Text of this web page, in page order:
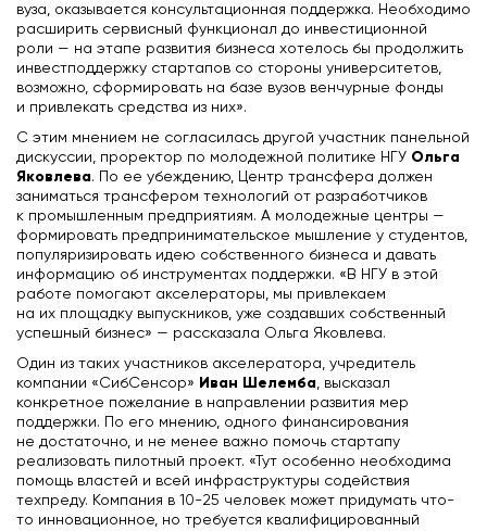
вуза, оказывается консультационная поддержка. Необходимо
расширить сервисный функционал до инвестиционной
роли — на этапе развития бизнеса хотелось бы продолжить
инвестподдержку стартапов со стороны университетов,
возможно, сформировать на базе вузов венчурные фонды
и привлекать средства из них».
С этим мнением не согласилась другой участник панельной
дискуссии, проректор по молодежной политике НГУ Ольга
Яковлева. По ее убеждению, Центр трансфера должен
заниматься трансфером технологий от разработчиков
к промышленным предприятиям. А молодежные центры —
формировать предпринимательское мышление у студентов,
популяризировать идею собственного бизнеса и давать
информацию об инструментах поддержки. «В НГУ в этой
работе помогают акселераторы, мы привлекаем
на их площадку выпускников, уже создавших собственный
успешный бизнес» — рассказала Ольга Яковлева.
Один из таких участников акселератора, учредитель
компании «СибСенсор» Иван Шелемба, высказал
конкретное пожелание в направлении развития мер
поддержки. По его мнению, одного финансирования
не достаточно, и не менее важно помочь стартапу
реализовать пилотный проект. «Тут особенно необходима
помощь властей и всей инфраструктуры содействия
техпреду. Компания в 10-25 человек может придумать что-
то инновационное, но требуется квалифицированный